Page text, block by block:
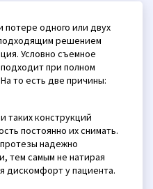
одного или двух
решением
Условно съемное
при полном
то есть две причины:
таких конструкций
постоянно их снимать.
надежно
тем самым не натирая
дискомфорт у пациента.